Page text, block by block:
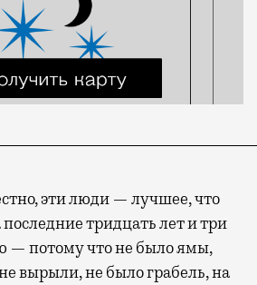
эти люди — лучшее, что
последние тридцать лет и три
— потому что не было ямы,
вырыли, не было грабель, на